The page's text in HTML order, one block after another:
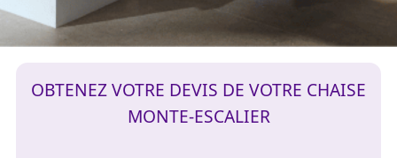
OBTENEZ VOTRE DEVIS DE VOTRE CHAISE
MONTE-ESCALIER